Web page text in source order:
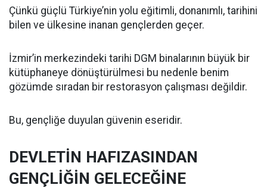
Çünkü güçlü Türkiye’nin yolu eğitimli, donanımlı, tarihini
bilen ve ülkesine inanan gençlerden geçer.
İzmir’in merkezindeki tarihi DGM binalarının büyük bir
kütüphaneye dönüştürülmesi bu nedenle benim
gözümde sıradan bir restorasyon çalışması değildir.
Bu, gençliğe duyulan güvenin eseridir.
DEVLETİN HAFIZASINDAN
GENÇLİĞİN GELECEĞİNE